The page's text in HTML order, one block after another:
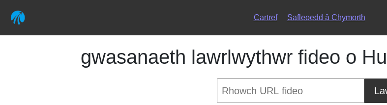
Cartref Safleoedd â Chymorth
gwasanaeth lawrlwythwr fideo o